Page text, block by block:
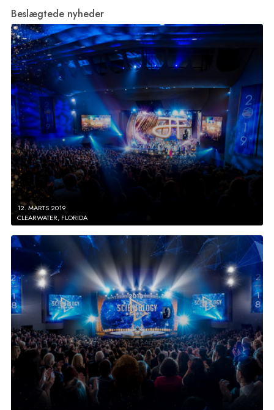
Beslægtede nyheder
12. MARTS 2019
CLEARWATER, FLORIDA